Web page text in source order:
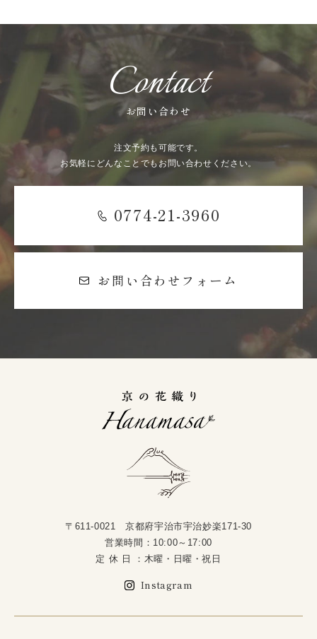
Contact
お問い合わせ
注文予約も可能です。
お気軽にどんなことでもお問い合わせください。
0774-21-3960
お問い合わせフォーム
〒611-0021 京都府宇治市宇治妙楽171-30
営業時間：10:00～17:00
定 休 日 ：木曜・日曜・祝日
Instagram